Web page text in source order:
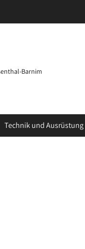
Barnim
Technik und Ausrüstung